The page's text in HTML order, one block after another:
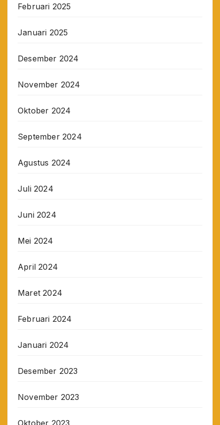
Februari 2025
Januari 2025
Desember 2024
November 2024
Oktober 2024
September 2024
Agustus 2024
Juli 2024
Juni 2024
Mei 2024
April 2024
Maret 2024
Februari 2024
Januari 2024
Desember 2023
November 2023
Oktober 2023